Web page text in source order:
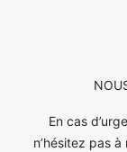
En cas
n’hésitez pas